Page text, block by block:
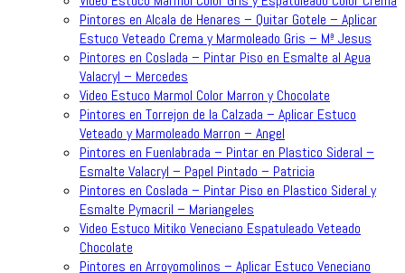
Pintores en Alcala de Henares – Quitar Gotele – Aplicar
Estuco Veteado Crema y Marmoleado Gris – Mª Jesus
Pintores en Coslada – Pintar Piso en Esmalte al Agua
Valacryl – Mercedes
Video Estuco Marmol Color Marron y Chocolate
Pintores en Torrejon de la Calzada – Aplicar Estuco
Veteado y Marmoleado Marron – Angel
Pintores en Fuenlabrada – Pintar en Plastico Sideral –
Esmalte Valacryl – Papel Pintado – Patricia
Pintores en Coslada – Pintar Piso en Plastico Sideral y
Esmalte Pymacril – Mariangeles
Video Estuco Mitiko Veneciano Espatuleado Veteado
Chocolate
Pintores en Arroyomolinos – Aplicar Estuco Veneciano